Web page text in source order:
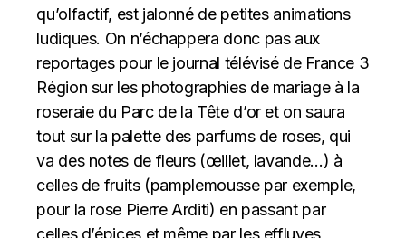
qu’olfactif, est jalonné de petites animations
ludiques. On n’échappera donc pas aux
reportages pour le journal télévisé de France 3
Région sur les photographies de mariage à la
roseraie du Parc de la Tête d’or et on saura
tout sur la palette des parfums de roses, qui
va des notes de fleurs (œillet, lavande…) à
celles de fruits (pamplemousse par exemple,
pour la rose Pierre Arditi) en passant par
celles d’épices et même par les effluves